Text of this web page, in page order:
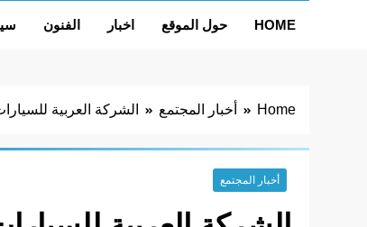
HOME حول الموقع اخبار الفنون
Home أخبار المجتمع الشركة العربية
أخبار المجتمع